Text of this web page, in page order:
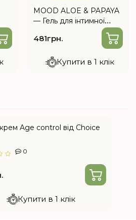
мл
MOOD ALOE & PAPAYA
— Гель для інтимної
481грн.
Купити в 1 клік
Age control від Choice
0
Купити в 1 клік